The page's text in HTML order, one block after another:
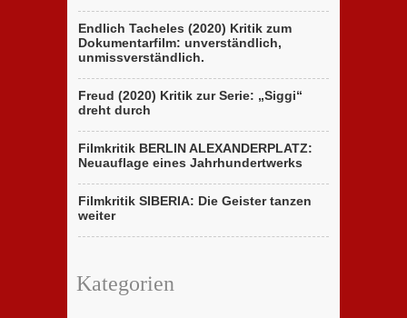
Endlich Tacheles (2020) Kritik zum
Dokumentarfilm: unverständlich,
unmissverständlich.
Freud (2020) Kritik zur Serie: „Siggi“
dreht durch
Filmkritik BERLIN ALEXANDERPLATZ:
Neuauflage eines Jahrhundertwerks
Filmkritik SIBERIA: Die Geister tanzen
weiter
Kategorien